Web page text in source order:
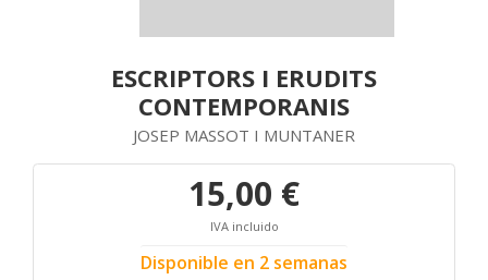
ESCRIPTORS I ERUDITS
CONTEMPORANIS
JOSEP MASSOT I MUNTANER
15,00 €
IVA incluido
Disponible en 2 semanas